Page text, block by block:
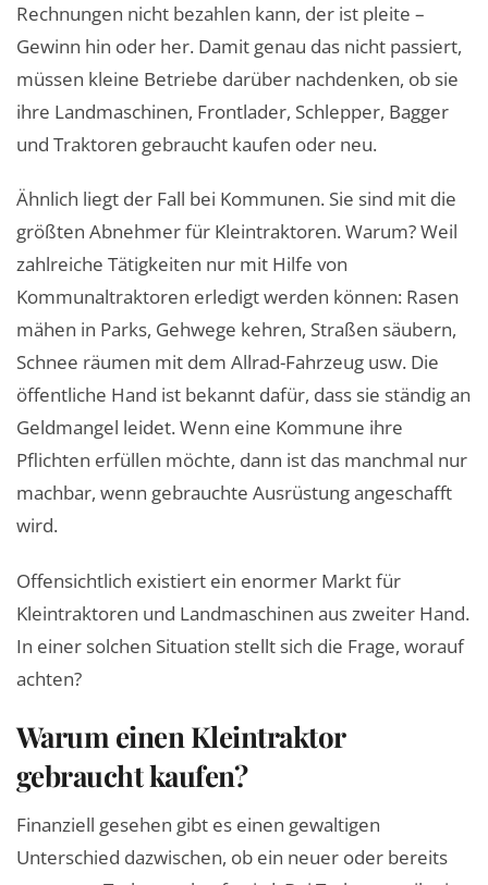
Rechnungen nicht bezahlen kann, der ist pleite –
Gewinn hin oder her. Damit genau das nicht passiert,
müssen kleine Betriebe darüber nachdenken, ob sie
ihre Landmaschinen, Frontlader, Schlepper, Bagger
und Traktoren gebraucht kaufen oder neu.
Ähnlich liegt der Fall bei Kommunen. Sie sind mit die
größten Abnehmer für Kleintraktoren. Warum? Weil
zahlreiche Tätigkeiten nur mit Hilfe von
Kommunaltraktoren erledigt werden können: Rasen
mähen in Parks, Gehwege kehren, Straßen säubern,
Schnee räumen mit dem Allrad-Fahrzeug usw. Die
öffentliche Hand ist bekannt dafür, dass sie ständig an
Geldmangel leidet. Wenn eine Kommune ihre
Pflichten erfüllen möchte, dann ist das manchmal nur
machbar, wenn gebrauchte Ausrüstung angeschafft
wird.
Offensichtlich existiert ein enormer Markt für
Kleintraktoren und Landmaschinen aus zweiter Hand.
In einer solchen Situation stellt sich die Frage, worauf
achten?
Warum einen Kleintraktor
gebraucht kaufen?
Finanziell gesehen gibt es einen gewaltigen
Unterschied dazwischen, ob ein neuer oder bereits